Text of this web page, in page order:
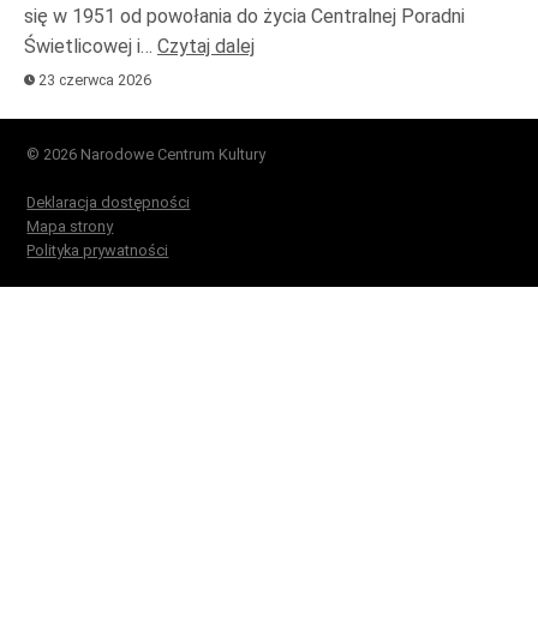
się w 1951 od powołania do życia Centralnej Poradni
Świetlicowej i… Czytaj dalej
23 czerwca 2026
© 2026 Narodowe Centrum Kultury
Deklaracja dostępności
Mapa strony
Polityka prywatności